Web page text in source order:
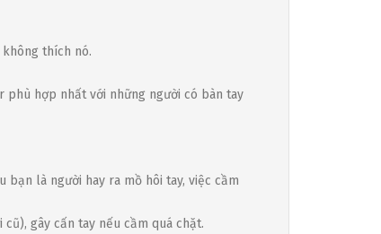
thích nó.
hợp nhất với những người có bàn tay
là người hay ra mồ hôi tay, việc cầm
gây cấn tay nếu cầm quá chặt.